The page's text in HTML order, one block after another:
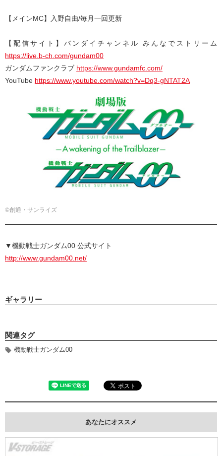
【メインMC】入野自由/毎月一回更新
【配信サイト】バンダイチャンネル みんなでストリーム
https://live.b-ch.com/gundam00
ガンダムファンクラブ https://www.gundamfc.com/
YouTube https://www.youtube.com/watch?v=Dq3-gNTAT2A
©創通・サンライズ
▼機動戦士ガンダム00 公式サイト
http://www.gundam00.net/
ギャラリー
関連タグ
機動戦士ガンダム00
あなたにオススメ